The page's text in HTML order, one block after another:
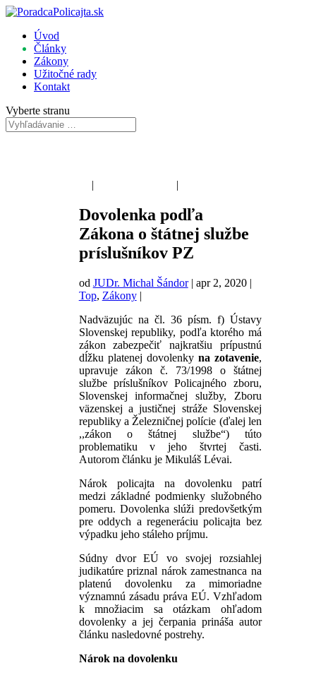
Úvod
Články
Zákony
Užitočné rady
Kontakt
Vyberte stranu
| |
Dovolenka podľa
Zákona o štátnej službe
príslušníkov PZ
od JUDr. Michal Šándor| apr 2, 2020|
Top, Zákony|
Nadväzujúc na čl. 36 písm. f) Ústavy
Slovenskej republiky, podľa ktorého má
zákon zabezpečiť najkratšiu prípustnú
dĺžku platenej dovolenky na zotavenie,
upravuje zákon č. 73/1998 o štátnej
službe príslušníkov Policajného zboru,
Slovenskej informačnej služby, Zboru
väzenskej a justičnej stráže Slovenskej
republiky a Železničnej polície (ďalej len
,,zákon o štátnej službe“) túto
problematiku v jeho štvrtej časti.
Autorom článku je Mikuláš Lévai.
Nárok policajta na dovolenku patrí
medzi základné podmienky služobného
pomeru. Dovolenka slúži predovšetkým
pre oddych a regeneráciu policajta bez
výpadku jeho stáleho príjmu.
Súdny dvor EÚ vo svojej rozsiahlej
judikatúre priznal nárok zamestnanca na
platenú dovolenku za mimoriadne
významnú zásadu práva EÚ. Vzhľadom
k množiacim sa otázkam ohľadom
dovolenky a jej čerpania prináša autor
článku nasledovné postrehy.
Nárok na dovolenku